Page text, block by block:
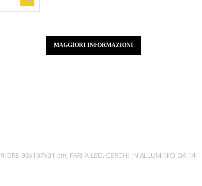
MAGGIORI INFORMAZIONI
93x137x31 cm, FARI A LED, CERCHI IN ALLUMINIO DA 14